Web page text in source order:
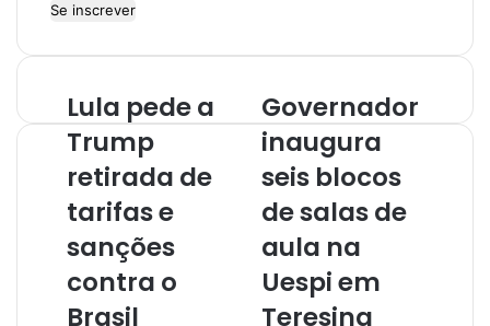
n
i
o Lula pede a
Trump
retirada de
tarifas e
sanções
contra o
Brasil
Governador
inaugura
seis blocos
de salas de
aula na
Uespi em
Teresina